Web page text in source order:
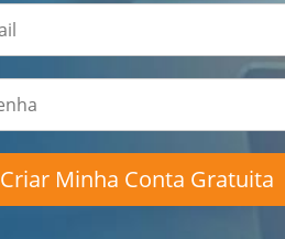
Criar Minha Conta Gratuita